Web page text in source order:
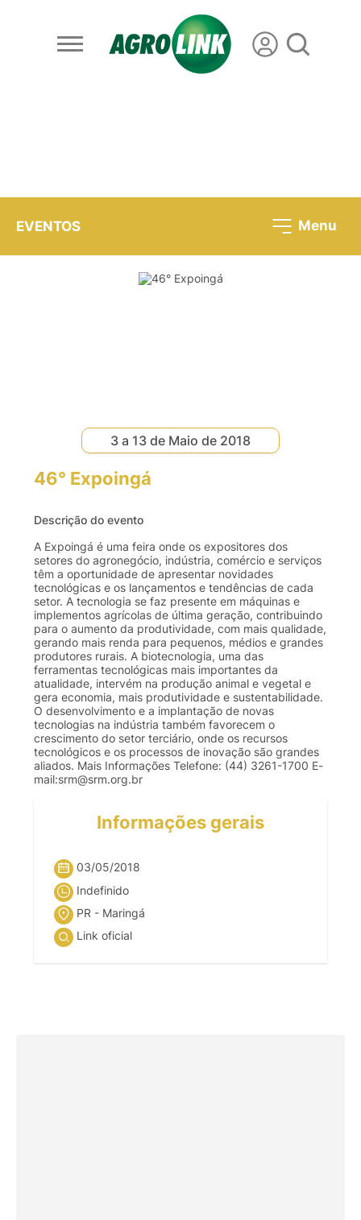
EVENTOS Menu
3 a 13 de Maio de 2018
46° Expoingá
Descrição do evento
A Expoingá é uma feira onde os expositores dos
setores do agronegócio, indústria, comércio e serviços
têm a oportunidade de apresentar novidades
tecnológicas e os lançamentos e tendências de cada
setor. A tecnologia se faz presente em máquinas e
implementos agrícolas de última geração, contribuindo
para o aumento da produtividade, com mais qualidade,
gerando mais renda para pequenos, médios e grandes
produtores rurais. A biotecnologia, uma das
ferramentas tecnológicas mais importantes da
atualidade, intervém na produção animal e vegetal e
gera economia, mais produtividade e sustentabilidade.
O desenvolvimento e a implantação de novas
tecnologias na indústria também favorecem o
crescimento do setor terciário, onde os recursos
tecnológicos e os processos de inovação são grandes
aliados. Mais Informações Telefone: (44) 3261-1700 E-
mail:srm@srm.org.br
Informações gerais
03/05/2018
Indefinido
PR - Maringá
Link oficial